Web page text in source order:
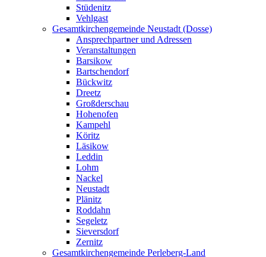
Stüdenitz
Vehlgast
Gesamtkirchengemeinde Neustadt (Dosse)
Ansprechpartner und Adressen
Veranstaltungen
Barsikow
Bartschendorf
Bückwitz
Dreetz
Großderschau
Hohenofen
Kampehl
Köritz
Läsikow
Leddin
Lohm
Nackel
Neustadt
Plänitz
Roddahn
Segeletz
Sieversdorf
Zernitz
Gesamtkirchengemeinde Perleberg-Land